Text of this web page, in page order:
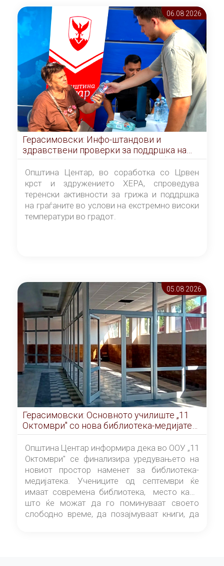
06.08 2026
Герасимовски: Инфо-штандови и
здравствени проверки за поддршка на
граѓаните во услови на топлотен бран
Општина Центар, во соработка со Црвен
крст и здружението ХЕРА, спроведува
теренски активности за грижа и поддршка
на граѓаните во услови на екстремно високи
температури во градот.
05.08 2026
Герасимовски: Основното училиште „11
Октомври" со нова библиотека-медијатека
од септември
Општина Центар информира дека во ООУ „11
Октомври" се финализира уредувањето на
новиот простор наменет за библиотека-
медијатека. Учениците од септември ќе
имаат современа библиотека, место каде
што ќе можат да го поминуваат своето
слободно време, да позајмуваат книги, да